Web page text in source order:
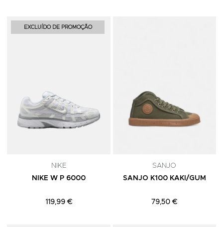
EXCLUÍDO DE PROMOÇÃO
NIKE
NIKE W P 6000
119,99 €
SANJO
SANJO K100 KAKI/GUM
79,50 €